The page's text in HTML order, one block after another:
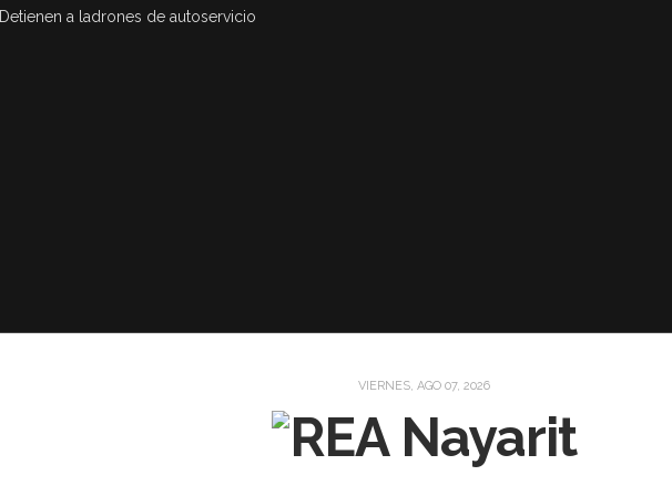
Detienen a ladrones de autoservicio
VIERNES, AGO 07, 2026